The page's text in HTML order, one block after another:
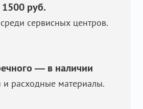
руб.
сервисных центров.
— в наличии
и расходные материалы.